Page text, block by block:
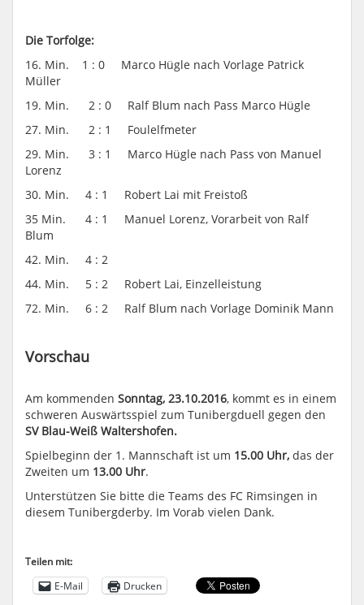
Die Torfolge:
16. Min. 1 : 0 Marco Hügle nach Vorlage Patrick
Müller
19. Min. 2 : 0 Ralf Blum nach Pass Marco Hügle
27. Min. 2 : 1 Foulelfmeter
29. Min. 3 : 1 Marco Hügle nach Pass von Manuel
Lorenz
30. Min. 4 : 1 Robert Lai mit Freistoß
35 Min. 4 : 1 Manuel Lorenz, Vorarbeit von Ralf
Blum
42. Min. 4 : 2
44. Min. 5 : 2 Robert Lai, Einzelleistung
72. Min. 6 : 2 Ralf Blum nach Vorlage Dominik Mann
Vorschau
Am kommenden Sonntag, 23.10.2016, kommt es in einem
schweren Auswärtsspiel zum Tunibergduell gegen den
SV Blau-Weiß Waltershofen.
Spielbeginn der 1. Mannschaft ist um 15.00 Uhr, das der
Zweiten um 13.00 Uhr.
Unterstützen Sie bitte die Teams des FC Rimsingen in
diesem Tunibergderby. Im Vorab vielen Dank.
Teilen mit:
E-Mail
Drucken